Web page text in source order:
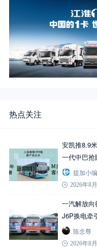
热点关注
安凯推8.9
一代中巴抢
产品公示
提加小编
2026年8
一汽解放向
J6P换电牵
陈念尊
2026年8